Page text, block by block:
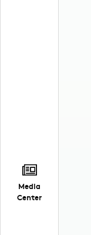
Media
Center